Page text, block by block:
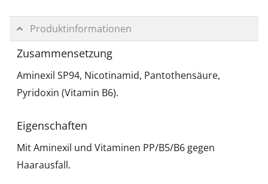
Produktinformationen
Zusammensetzung
Aminexil SP94, Nicotinamid, Pantothensäure,
Pyridoxin (Vitamin B6).
Eigenschaften
Mit Aminexil und Vitaminen PP/B5/B6 gegen
Haarausfall.